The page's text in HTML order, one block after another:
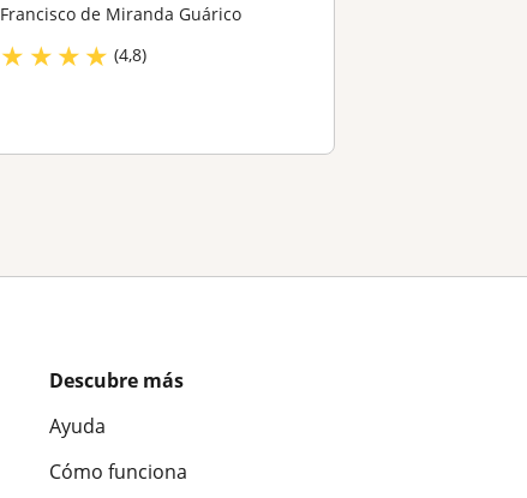
Francisco de Miranda Guárico
★ ★★★ (4,8)
Descubre más
Ayuda
Cómo funciona